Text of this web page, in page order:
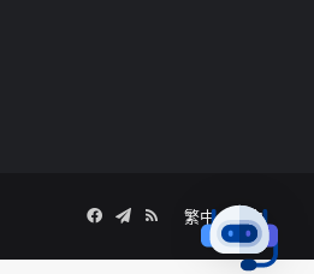
繁中 簡中
Facebook
Telegram
RSS